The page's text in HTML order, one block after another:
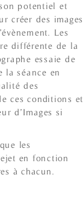
potentiel et
créer des images
Les
différente de la
essaie de
la séance en
des
ces conditions et
d’Images si
les
en fonction
à chacun.